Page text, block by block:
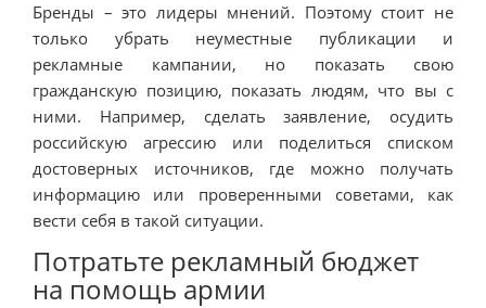
Бренды – это лидеры мнений. Поэтому стоит не
только убрать неуместные публикации и
рекламные кампании, но показать свою
гражданскую позицию, показать людям, что вы с
ними. Например, сделать заявление, осудить
российскую агрессию или поделиться списком
достоверных источников, где можно получать
информацию или проверенными советами, как
вести себя в такой ситуации.
Потратьте рекламный бюджет
на помощь армии